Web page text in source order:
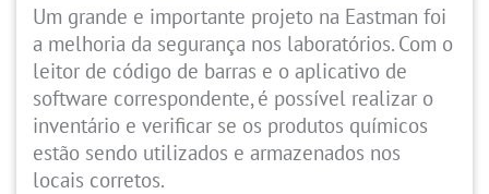
Um grande e importante projeto na Eastman foi
a melhoria da segurança nos laboratórios. Com o
leitor de código de barras e o aplicativo de
software correspondente, é possível realizar o
inventário e verificar se os produtos químicos
estão sendo utilizados e armazenados nos
locais corretos.